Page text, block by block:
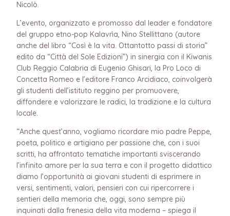
Nicolò.
L’evento, organizzato e promosso dal leader e fondatore
del gruppo etno-pop Kalavrìa, Nino Stellittano (autore
anche del libro “Così è la vita. Ottantotto passi di storia”
edito da “Città del Sole Edizioni”) in sinergia con il Kiwanis
Club Reggio Calabria di Eugenio Ghisari, la Pro Loco di
Concetta Romeo e l’editore Franco Arcidiaco, coinvolgerà
gli studenti dell’istituto reggino per promuovere,
diffondere e valorizzare le radici, la tradizione e la cultura
locale.
“Anche quest’anno, vogliamo ricordare mio padre Peppe,
poeta, politico e artigiano per passione che, con i suoi
scritti, ha affrontato tematiche importanti sviscerando
l’infinito amore per la sua terra e con il progetto didattico
diamo l’opportunità ai giovani studenti di esprimere in
versi, sentimenti, valori, pensieri con cui ripercorrere i
sentieri della memoria che, oggi, sono sempre più
inquinati dalla frenesia della vita moderna – spiega il